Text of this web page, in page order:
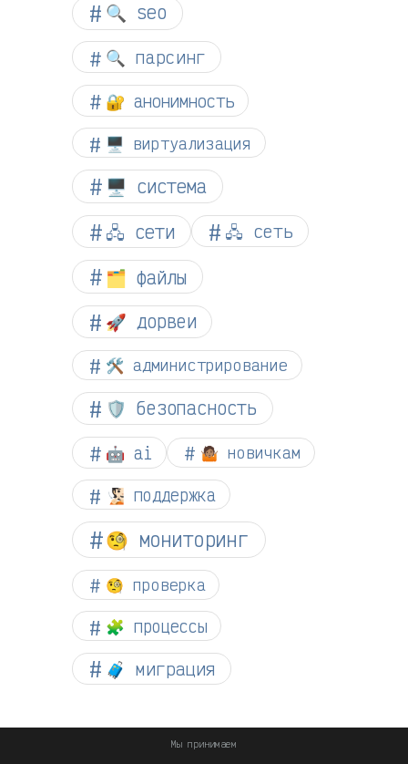
🔍 seo
🔍 парсинг
🔐 анонимность
🖥️ виртуализация
🖥️ система
🖧 сети
🖧 сеть
🗂️ файлы
🚀 дорвеи
🛠️ администрирование
🛡️ безопасность
🤖 ai 🤷🏽 новичкам
🧏🏻 поддержка
🧐 мониторинг
🧐 проверка
🧩 процессы
🧳 миграция
Мы принимаем